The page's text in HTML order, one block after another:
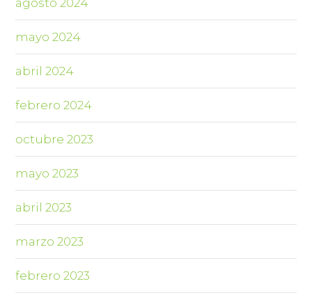
agosto 2024
mayo 2024
abril 2024
febrero 2024
octubre 2023
mayo 2023
abril 2023
marzo 2023
febrero 2023